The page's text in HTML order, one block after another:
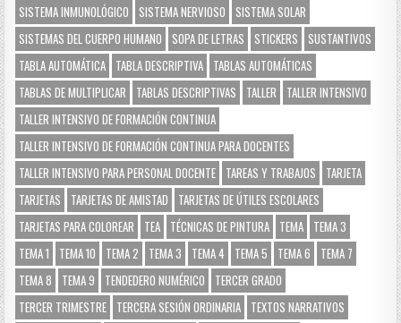
SISTEMA INMUNOLÓGICO
SISTEMA NERVIOSO
SISTEMA SOLAR
SISTEMAS DEL CUERPO HUMANO
SOPA DE LETRAS STICKERS
SUSTANTIVOS
TABLA AUTOMÁTICA TABLA DESCRIPTIVA TABLAS AUTOMÁTICAS
TABLAS DE MULTIPLICAR
TABLAS DESCRIPTIVAS TALLER
TALLER INTENSIVO
TALLER INTENSIVO DE FORMACIÓN CONTINUA
TALLER INTENSIVO DE FORMACIÓN CONTINUA PARA DOCENTES
TALLER INTENSIVO PARA PERSONAL DOCENTE TAREAS Y TRABAJOS
TARJETA
TARJETAS
TARJETAS DE AMISTAD
TARJETAS DE ÚTILES ESCOLARES
TARJETAS PARA COLOREAR
TEA TÉCNICAS DE PINTURA TEMA TEMA 3
TEMA 1
TEMA 10 TEMA 2 TEMA 3 TEMA 4 TEMA 5 TEMA 6
TEMA 7
TEMA 8
TEMA 9 TENDEDERO NUMÉRICO
TERCER GRADO
TERCER TRIMESTRE TERCERA SESIÓN ORDINARIA TEXTOS NARRATIVOS